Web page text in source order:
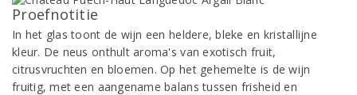
Proefnotitie
In het glas toont de wijn een heldere, bleke en kristallijne
kleur. De neus onthult aroma's van exotisch fruit,
citrusvruchten en bloemen. Op het gehemelte is de wijn
fruitig, met een aangename balans tussen frisheid en